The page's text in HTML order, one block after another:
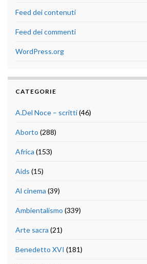
Feed dei contenuti
Feed dei commenti
WordPress.org
CATEGORIE
A.Del Noce – scritti(46)
Aborto (288)
Africa (153)
Aids (15)
Al cinema (39)
Ambientalismo (339)
Arte sacra (21)
Benedetto XVI (181)